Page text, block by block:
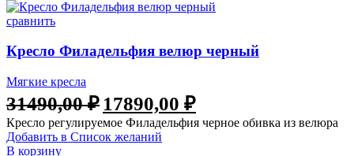
сравнить
Кресло Филадельфия велюр черный
Мягкие кресла
31490,00₽ 17890,00 ₽
Кресло регулируемое Филадельфия черное обивка из велюра
Добавить в Список желаний
В корзину